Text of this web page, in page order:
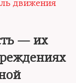
движения
— их